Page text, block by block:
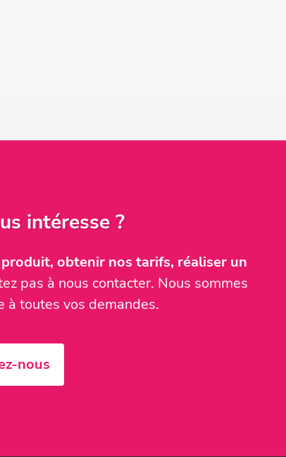
intéresse ?
obtenir nos tarifs, réaliser un
pas à nous contacter. Nous sommes
à toutes vos demandes.
nous